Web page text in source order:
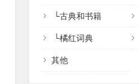
└古典和书籍
└橘红词典
其他